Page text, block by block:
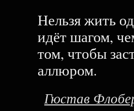
Нельзя жить
идёт шагом,
том, чтобы
аллюром.
Гюстав